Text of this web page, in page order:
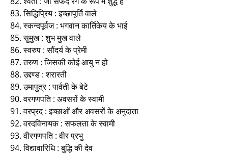
83. सिद्धिप्रिय : इच्छापूर्ति वाले
84. स्कन्दपूर्वज : भगवान कार्तिकेय के भाई
85. सुमुख : शुभ मुख वाले
86. स्वरुप : सौंदर्य के प्रेमी
87. तरुण : जिसकी कोई आयु न हो
88. उद्दण्ड : शरारती
89. उमापुत्र : पार्वती के बेटे
90. वरगणपति : अवसरों के स्वामी
91. वरप्रद : इच्छाओं और अवसरों के अनुदाता
92. वरदविनायक : सफलता के स्वामी
93. वीरगणपति : वीर प्रभु
94. विद्यावारिधि : बुद्धि की देव